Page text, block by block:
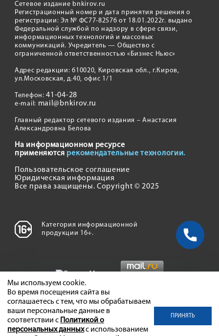
Сетевое издание bnkirov.ru
Регистрационный номер и дата принятия решения о
регистрации: Эл № ФС77-82576 от 18.01.2022г. выдано
Федеральной службой по надзору в сфере связи,
информационных технологий и массовых
коммуникаций. Учредитель — Общество с
ограниченной ответственностью «Бизнес Ньюс»
Адрес редакции: 610020, Кировская обл., г.Киров,
ул.Московская, д.40, офис 1/1
Телефон:41-04-28
e-mail: mail@bnkirov.ru
Главный редактор сетевого издания – Анастасия
Александровна Белова
На информационном ресурсе
применяются рекомендательные технологии.
Пользовательское соглашение
Юридическая информация
Все права защищены. Copyright © 2025
Категория информационной
продукции 16+.
Мы используем cookie.
Во время посещения сайта вы
соглашаетесь с тем, что мы обрабатываем
ваши персональные данные в
соответствии с Политикой о
персональных данныхс использованием
ПРИНЯТЬ